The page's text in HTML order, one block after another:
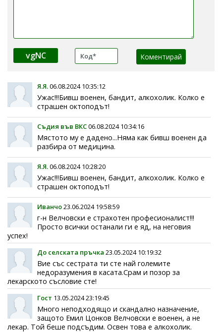
vgNC
Я.Я.06.08.2024 10:35:12
Ужас!!!Бивш военен, бандит, алкохолик. Колко е
страшен октоподът!
Съдия във ВКС06.08.2024 10:34:16
Мястото му е дадено...Няма как бивш военен да
разбира от медицина.
Я.Я.06.08.2024 10:28:20
Ужас!!!Бивш военен, бандит, алкохолик. Колко е
страшен октоподът!
Иванчо23.06.2024 19:58:59
г-н Велчовски е страхотен професионалист!!!
Просто всички останали ги е яд, на неговия
успех!
До селската пръчка 23.05.2024 10:19:32
Вие със сестрата ти сте най големите
недоразумения в касата.Срам и позор за
лекарското съсловие сте!
Гост 13.05.2024 23:19:45
Много неподходящо и скандално назначение,
защото Емил Цонков Велчовски е военен, а не
лекар. Той беше подсъдим. Освен това е алкохолик.